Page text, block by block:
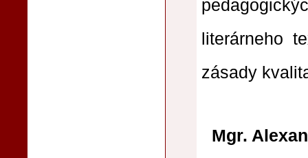
literárneho
zásady
Mgr.